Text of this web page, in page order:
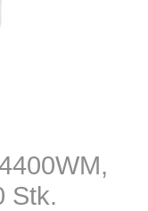
Stk.